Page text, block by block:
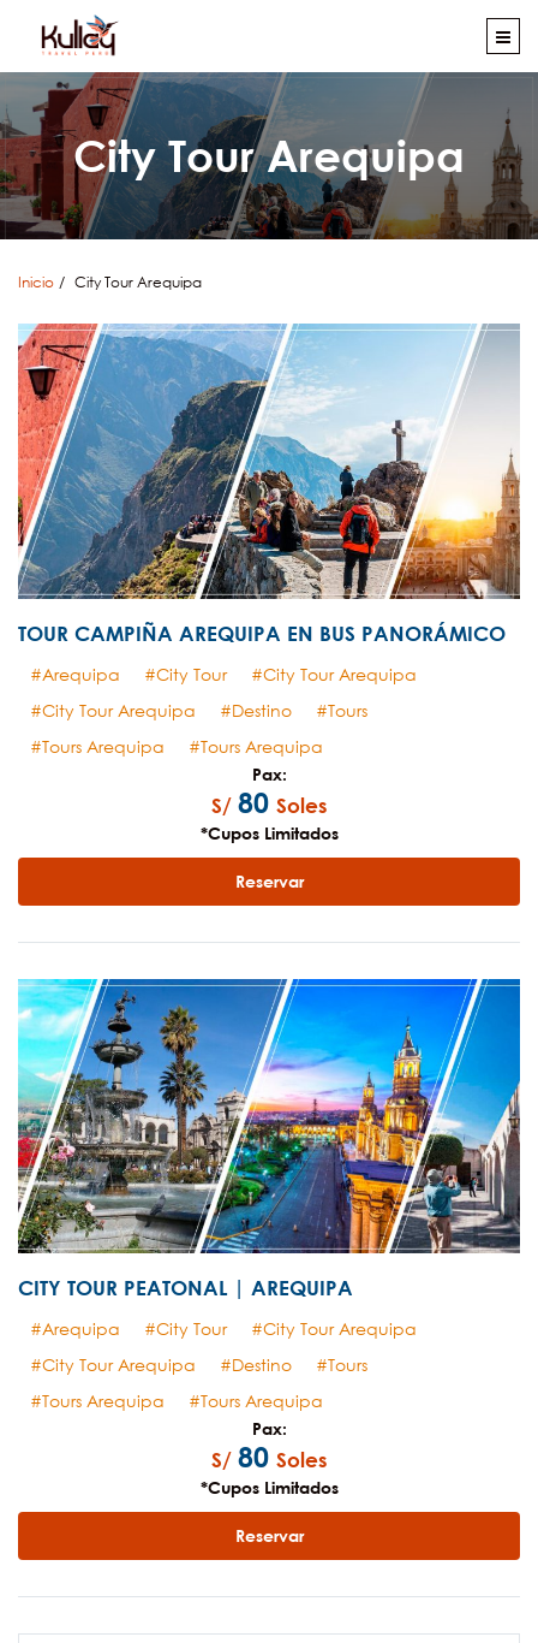
City Tour Arequipa
Inicio City Tour Arequipa
TOUR CAMPIÑA AREQUIPA EN BUS PANORÁMICO
Arequipa City Tour
City Tour Arequipa
City Tour Arequipa
Destino
Tours
Tours Arequipa
Tours Arequipa
Pax:
S/ 80 Soles
*Cupos Limitados
Reservar
CITY TOUR PEATONAL | AREQUIPA
Arequipa City Tour
City Tour Arequipa
City Tour Arequipa
Destino
Tours
Tours Arequipa
Tours Arequipa
Pax:
S/ 80 Soles
*Cupos Limitados
Reservar